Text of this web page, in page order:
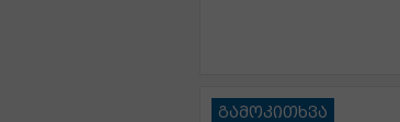
გამოკითხვა